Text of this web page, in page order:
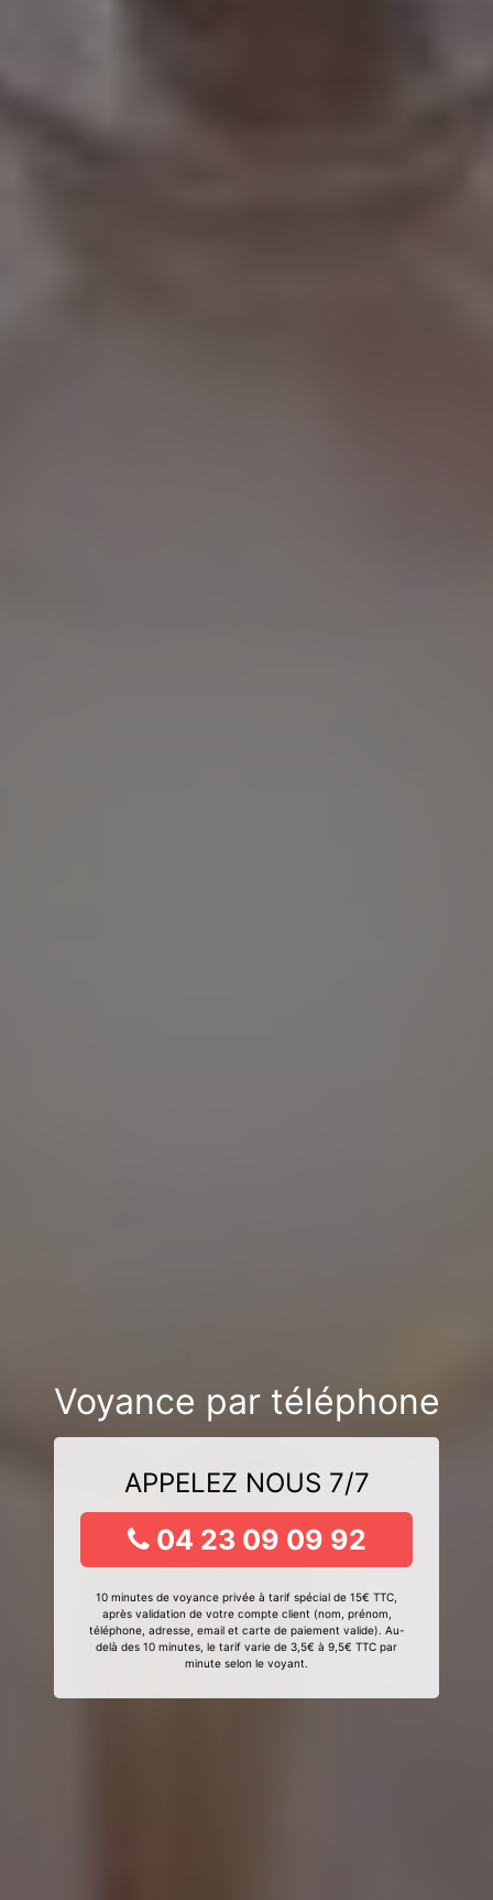
Voyance par téléphone
APPELEZ NOUS 7/7
04 23 09 09 92
10 minutes de voyance privée à tarif spécial de 15€ TTC,
après validation de votre compte client (nom, prénom,
téléphone, adresse, email et carte de paiement valide). Au-
delà des 10 minutes, le tarif varie de 3,5€ à 9,5€ TTC par
minute selon le voyant.